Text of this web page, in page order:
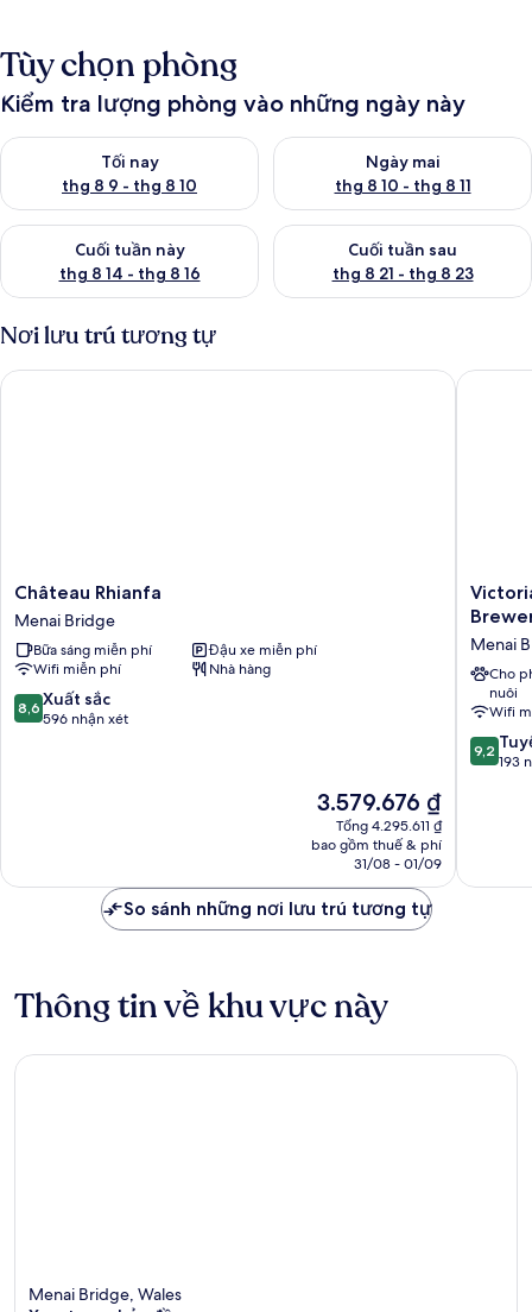
Tùy chọn phòng
Kiểm tra lượng phòng vào những ngày này
Tối nay
thg 8 9 - thg 8 10
Kiểm tra lượng phòng tối nay từ thg 8 9 - thg 8 10
Ngày mai
thg 8 10 - thg 8 11
Kiểm tra lượng phòng ngày
Cuối tuần này
thg 8 14 - thg 8 16
Kiểm tra lượng phòng cuối tuần này từ thg 8 14 - thg 8 16
Cuối tuần sau
thg 8 21 - thg 8 23
Kiểm tra lượng phòng cuối
Nơi lưu trú tương tự
Château
Rhianfa
Menai
Bridge
Château Rhianfa
Menai Bridge
Bữa sáng miễn phí
Đậu xe miễn phí
Wifi miễn phí
Nhà hàng
8.6
trên
8,6 Xuất sắc
596 nhận xét
Giá
hiện
tại
3.579.676 ₫
3.579.676 ₫
Tổng 4.295.611 ₫
bao gồm thuế & phí
31/08 - 01/09
Château Rhianfa
Victoria
Hotel
Bridge
By
Chef
and
Brewer
Menai
Cho
nuôi
Wifi
9.2
trên
xét
9,2
193
Victoria
So sánh những nơi lưu trú tương tự
Thông tin về khu vực này
Menai Bridge, Wales